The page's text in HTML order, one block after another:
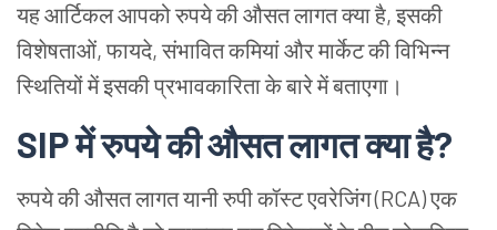
यह आर्टिकल आपको रुपये की औसत लागत क्या है, इसकी
विशेषताओं, फायदे, संभावित कमियां और मार्केट की विभिन्न
स्थितियों में इसकी प्रभावकारिता के बारे में बताएगा।
SIP में रुपये की औसत लागत क्या है?
रुपये की औसत लागत यानी रुपी कॉस्ट एवरेजिंग (RCA) एक